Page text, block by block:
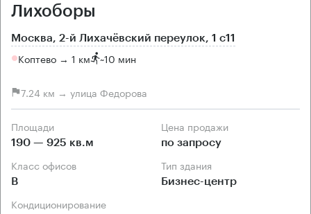
Лихоборы
Москва, 2-й Лихачёвский переулок, 1 с11
Коптево → 1 км ~10 мин
7.24 км → улица Федорова
Площади
190 — 925 кв.м
Цена продажи
по запросу
Класс офисов
B
Тип здания
Бизнес-центр
Кондиционирование